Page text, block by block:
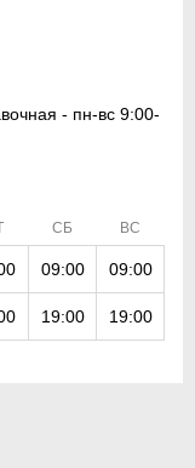
- пн-вс 9:00-
СБ ВС
09:00 09:00
19:00 19:00